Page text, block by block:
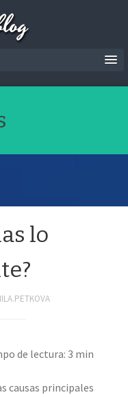
lo
de lectura: 3 min
causas principales